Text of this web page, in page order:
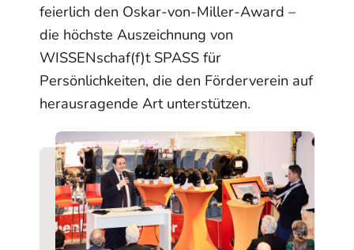
feierlich den Oskar-von-Miller-Award –
die höchste Auszeichnung von
WISSENschaf(f)t SPASS für
Persönlichkeiten, die den Förderverein auf
herausragende Art unterstützen.